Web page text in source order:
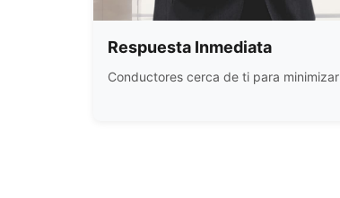
Respuesta Inmediata
Conductores cerca de ti para